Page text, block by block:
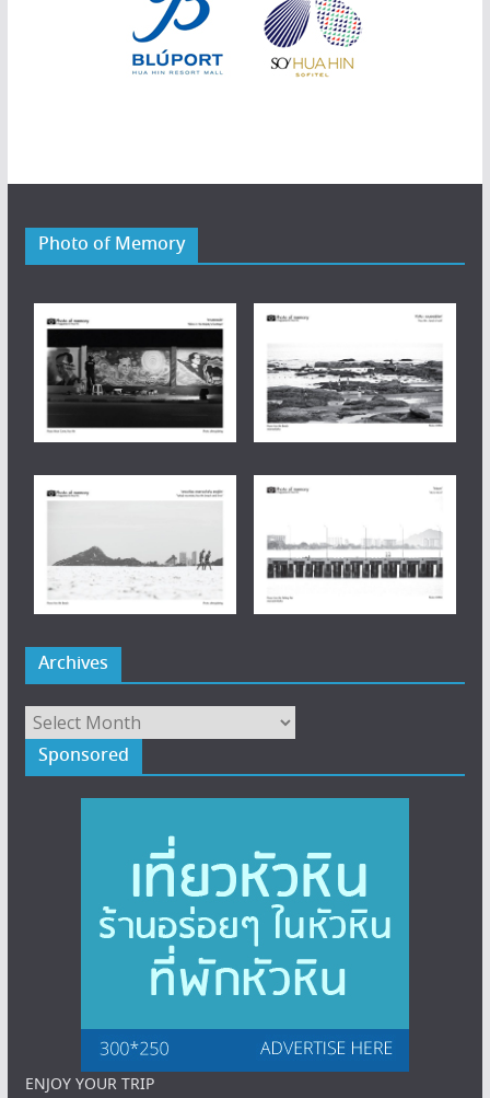
Photo of Memory
Archives
Archives
Sponsored
ENJOY YOUR TRIP